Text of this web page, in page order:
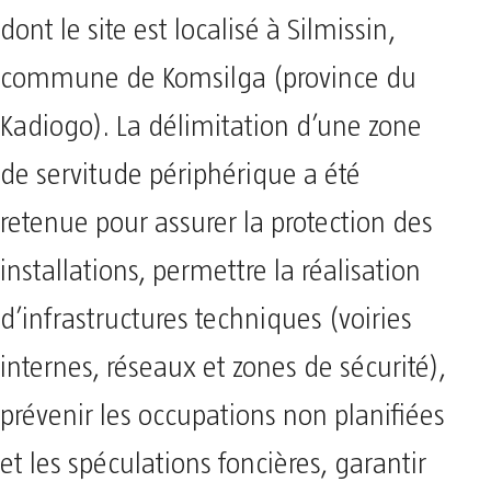
dont le site est localisé à Silmissin,
commune de Komsilga (province du
Kadiogo). La délimitation d’une zone
de servitude périphérique a été
retenue pour assurer la protection des
installations, permettre la réalisation
d’infrastructures techniques (voiries
internes, réseaux et zones de sécurité),
prévenir les occupations non planifiées
et les spéculations foncières, garantir